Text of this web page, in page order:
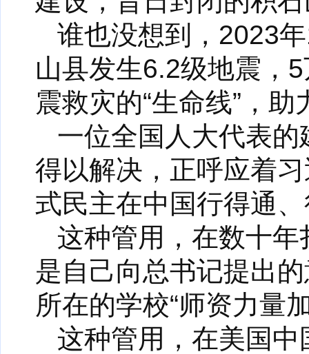
谁也没想到，2023
山县发生6.2级地震，
震救灾的“生命线”，
一位全国人大代表
得以解决，正呼应着
式民主在中国行得通、
这种管用，在数十
是自己向总书记提出
所在的学校“师资力量
这种管用，在美国中